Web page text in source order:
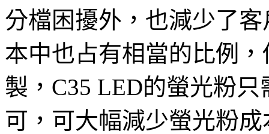
分檔困擾外，也減少了
本中也占有相當的比例
製，C35 LED的螢光粉
可，可大幅減少螢光粉成